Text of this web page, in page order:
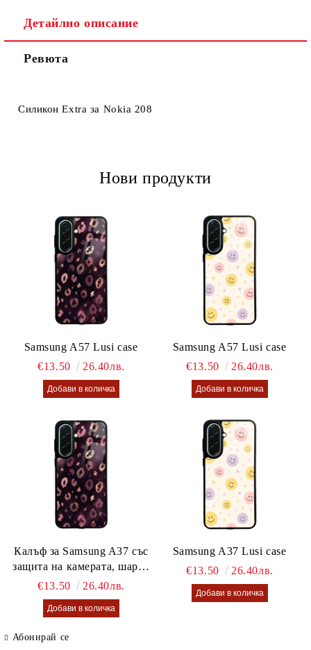
Детайлно описание
Ревюта
Силикон Extra за Nokia 208
Нови продукти
Samsung A57 Lusi case
€13.50
26.40лв.
Samsung A57 Lusi case
€13.50
26.40лв.
Калъф за Samsung A37 със
защита на камерата, шарен
калъф Lusi case
€13.50 26.40лв.
Samsung A37 Lusi case
€13.50
26.40лв.
Абонирай се